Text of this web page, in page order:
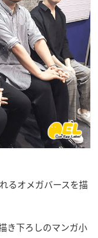
るオメガバースを描
き下ろしのマンガ小